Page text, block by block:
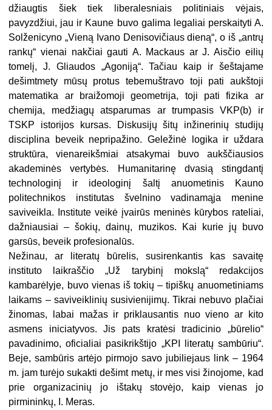
džiaugtis šiek tiek liberalesniais politiniais vėjais,
pavyzdžiui, jau ir Kaune buvo galima legaliai perskaityti A.
Solženicyno „Vieną Ivano Denisovičiaus dieną“, o iš „antrų
rankų“ vienai nakčiai gauti A. Mackaus ar J. Aisčio eilių
tomelį, J. Gliaudos „Agoniją“. Tačiau kaip ir šeštajame
dešimtmety mūsų protus tebemuštravo toji pati aukštoji
matematika ar braižomoji geometrija, toji pati fizika ar
chemija, medžiagų atsparumas ar trumpasis VKP(b) ir
TSKP istorijos kursas. Diskusijų šitų inžinerinių studijų
disciplina beveik nepripažino. Geležinė logika ir uždara
struktūra, vienareikšmiai atsakymai buvo aukščiausios
akademinės vertybės. Humanitarinę dvasią stingdantį
technologinį ir ideologinį šaltį anuometinis Kauno
politechnikos institutas švelnino vadinamąja menine
saviveikla. Institute veikė įvairūs meninės kūrybos rateliai,
dažniausiai – šokių, dainų, muzikos. Kai kurie jų buvo
garsūs, beveik profesionalūs.
Nežinau, ar literatų būrelis, susirenkantis kas savaitę
instituto laikraščio „Už tarybinį mokslą“ redakcijos
kambarėlyje, buvo vienas iš tokių – tipiškų anuometiniams
laikams – saviveiklinių susivienijimų. Tikrai nebuvo plačiai
žinomas, labai mažas ir priklausantis nuo vieno ar kito
asmens iniciatyvos. Jis pats kratėsi tradicinio „būrelio“
pavadinimo, oficialiai pasikrikštijo „KPI literatų sambūriu“.
Beje, sambūris artėjo pirmojo savo jubiliejaus link – 1964
m. jam turėjo sukakti dešimt metų, ir mes visi žinojome, kad
prie organizacinių jo ištakų stovėjo, kaip vienas jo
pirmininkų, I. Meras.